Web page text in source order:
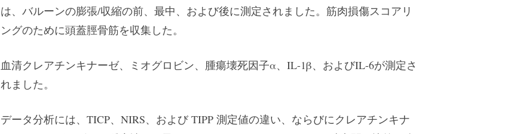
は、バルーンの膨張/収縮の前、最中、および後に測定されました。筋肉損傷スコアリ
ングのために頭蓋脛骨筋を収集した。
血清クレアチンキナーゼ、ミオグロビン、腫瘍壊死因子α、IL-1β、およびIL-6が測定さ
れました。
データ分析には、TICP、NIRS、および TIPP 測定値の違い、ならびにクレアチンキナ